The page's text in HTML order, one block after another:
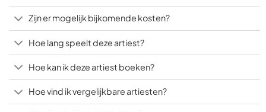
Zijn er mogelijk bijkomende kosten?
Hoe lang speelt deze artiest?
Hoe kan ik deze artiest boeken?
Hoe vind ik vergelijkbare artiesten?